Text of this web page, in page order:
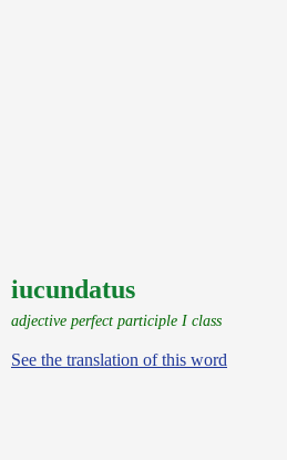
iucundatus
adjective perfect participle I class
See the translation of this word